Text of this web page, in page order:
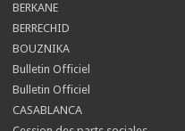
BERKANE
BERRECHID
BOUZNIKA
Bulletin Officiel
Bulletin Officiel
CASABLANCA